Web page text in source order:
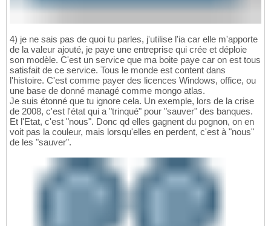
4) je ne sais pas de quoi tu parles, j'utilise l'ia car elle m'apporte
de la valeur ajouté, je paye une entreprise qui crée et déploie
son modèle. C'est un service que ma boite paye car on est tous
satisfait de ce service. Tous le monde est content dans
l'histoire. C'est comme payer des licences Windows, office, ou
une base de donné managé comme mongo atlas.
Je suis étonné que tu ignore cela. Un exemple, lors de la crise
de 2008, c'est l'état qui a "trinqué" pour "sauver" des banques.
Et l'Etat, c'est "nous". Donc qd elles gagnent du pognon, on en
voit pas la couleur, mais lorsqu'elles en perdent, c'est à "nous"
de les "sauver".